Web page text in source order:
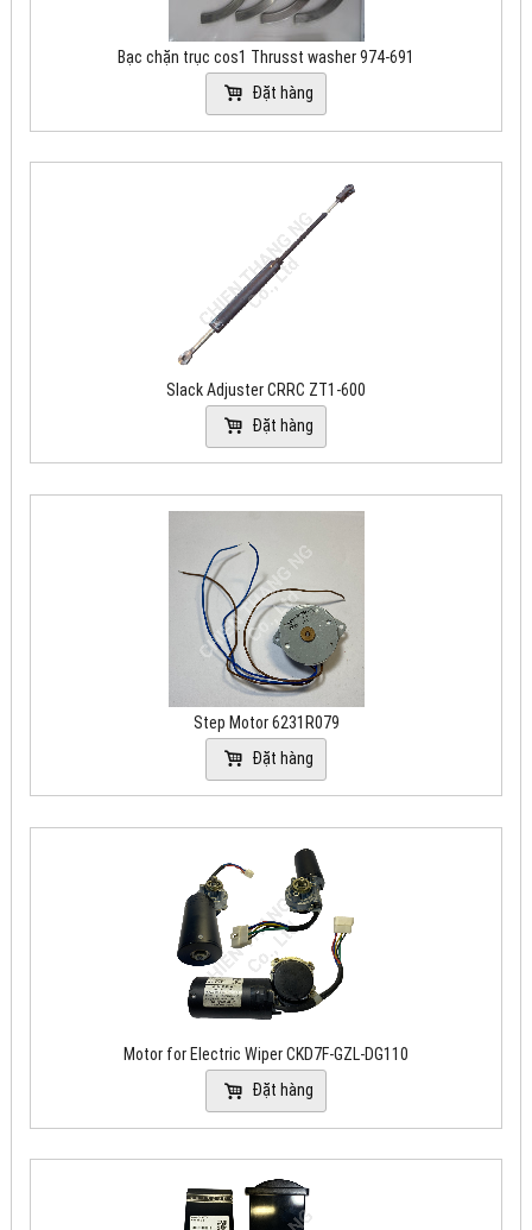
Bạc chặn trục cos1 Thrusst washer 974-691
Đặt hàng
Slack Adjuster CRRC ZT1-600
Đặt hàng
Step Motor 6231R079
Đặt hàng
Motor for Electric Wiper CKD7F-GZL-DG110
Đặt hàng